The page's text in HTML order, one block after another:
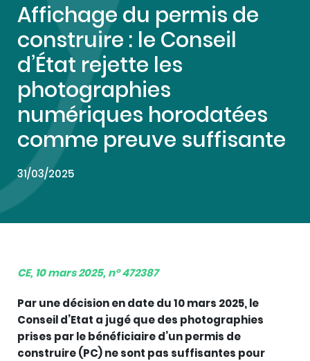
Affichage du permis de
construire : le Conseil
d’État rejette les
photographies
numériques horodatées
comme preuve suffisante
31/03/2025
CE, 10 mars 2025, n° 472387
Par une décision en date du 10 mars 2025, le
Conseil d’Etat a jugé que des photographies
prises par le bénéficiaire d’un permis de
construire (PC) ne sont pas suffisantes pour